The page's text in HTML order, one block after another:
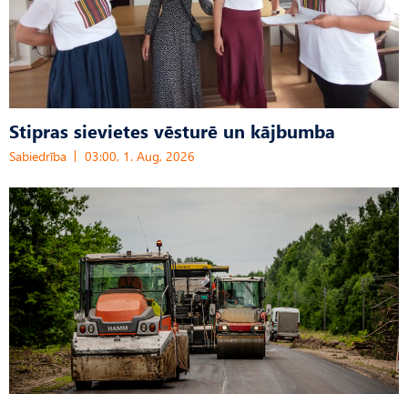
Stipras sievietes vēsturē un kājbumba
Sabiedrība 03:00, 1. Aug, 2026